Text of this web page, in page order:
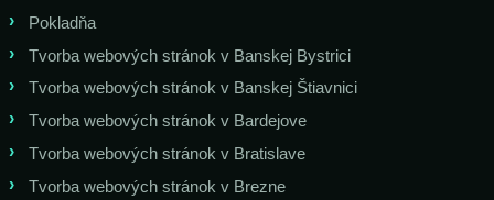
Pokladňa
Tvorba webových stránok v Banskej Bystrici
Tvorba webových stránok v Banskej Štiavnici
Tvorba webových stránok v Bardejove
Tvorba webových stránok v Bratislave
Tvorba webových stránok v Brezne